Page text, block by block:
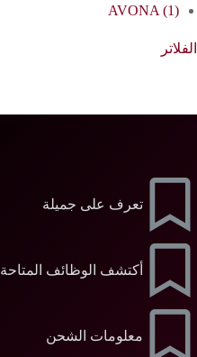
AVONA (1)
الفلاتر
تعرف على جميلة
أكتشف الوظائف المتاحة
معلومات الشحن